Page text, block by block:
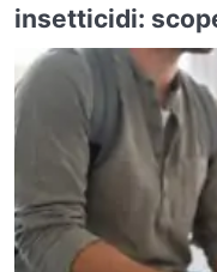
insetticidi: